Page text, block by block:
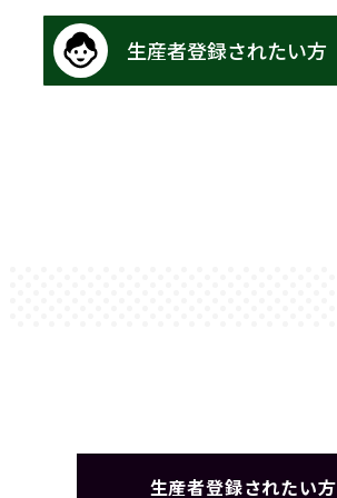
生産者登録されたい方
生産者登録されたい方